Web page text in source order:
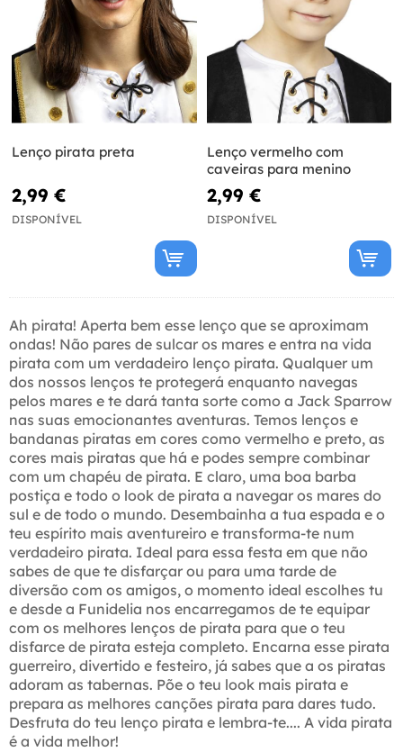
Lenço pirata preta
2,99 €
DISPONÍVEL
Lenço vermelho com
caveiras para menino
2,99 €
DISPONÍVEL
Ah pirata! Aperta bem esse lenço que se aproximam
ondas! Não pares de sulcar os mares e entra na vida
pirata com um verdadeiro lenço pirata. Qualquer um
dos nossos lenços te protegerá enquanto navegas
pelos mares e te dará tanta sorte como a Jack Sparrow
nas suas emocionantes aventuras. Temos lenços e
bandanas piratas em cores como vermelho e preto, as
cores mais piratas que há e podes sempre combinar
com um chapéu de pirata. E claro, uma boa barba
postiça e todo o look de pirata a navegar os mares do
sul e de todo o mundo. Desembainha a tua espada e o
teu espírito mais aventureiro e transforma-te num
verdadeiro pirata. Ideal para essa festa em que não
sabes de que te disfarçar ou para uma tarde de
diversão com os amigos, o momento ideal escolhes tu
e desde a Funidelia nos encarregamos de te equipar
com os melhores lenços de pirata para que o teu
disfarce de pirata esteja completo. Encarna esse pirata
guerreiro, divertido e festeiro, já sabes que a os piratas
adoram as tabernas. Põe o teu look mais pirata e
prepara as melhores canções pirata para dares tudo.
Desfruta do teu lenço pirata e lembra-te.... A vida pirata
é a vida melhor!